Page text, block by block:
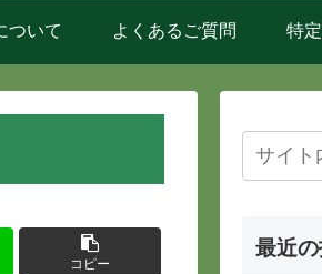
ついて よくあるご質問 特
コピー
最近